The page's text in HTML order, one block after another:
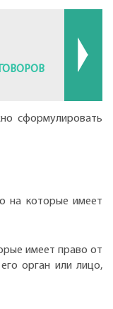
сформулировать
на которые имеет
имеет право от
орган или лицо,